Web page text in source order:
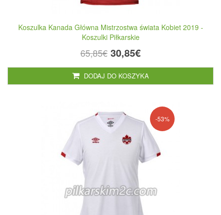
Koszulka Kanada Główna Mistrzostwa świata Kobiet 2019 -
Koszulki Piłkarskie
65,85€ 30,85€
DODAJ DO KOSZYKA
-53%